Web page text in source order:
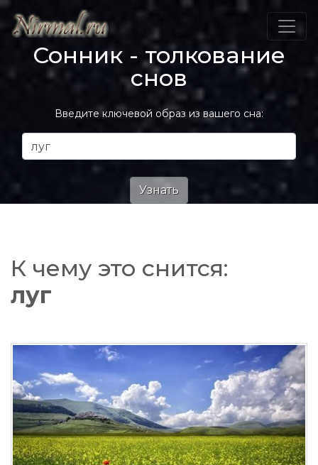
Сонник - толкование
снов
Введите ключевой образ из вашего сна:
К чему это снится:
луг